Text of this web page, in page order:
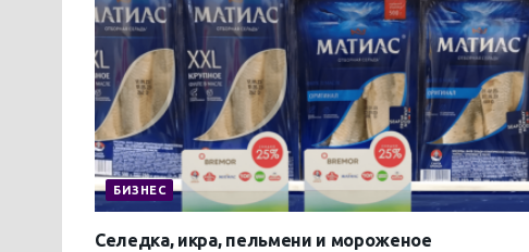
БИЗНЕС
Селедка, икра, пельмени и мороженое